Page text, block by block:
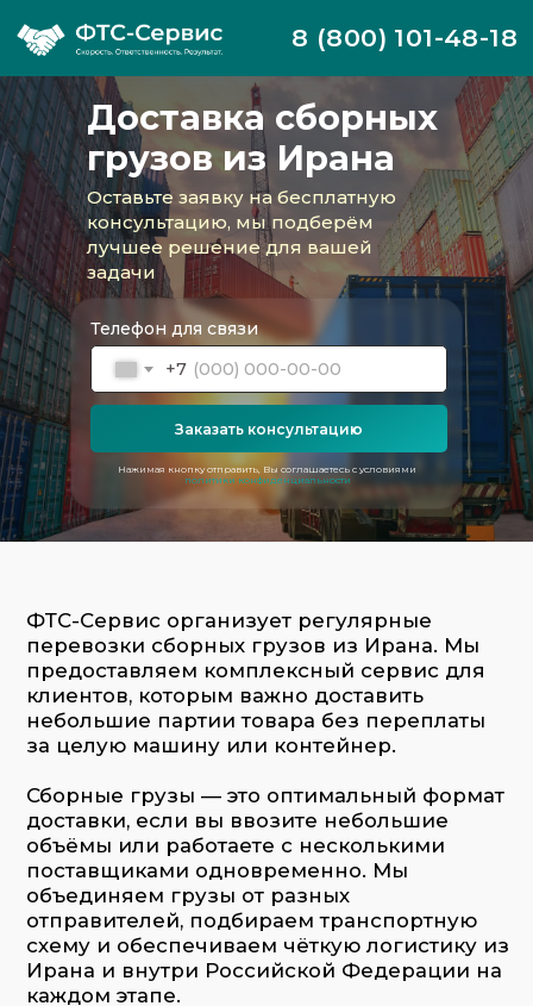
8 (800) 101-48-18
Нажимая кнопку отправить, Вы соглашаетесь с условиями
политики конфиденциальности
Телефон для связи
+7
Заказать консультацию
Доставка сборных
грузов из Ирана
Оставьте заявку на бесплатную
консультацию, мы подберём
лучшее решение для вашей
задачи
ФТС-Сервис организует регулярные
перевозки сборных грузов из Ирана. Мы
предоставляем комплексный сервис для
клиентов, которым важно доставить
небольшие партии товара без переплаты
за целую машину или контейнер.
поставщиками одновременно. Мы
объединяем грузы от разных
отправителей, подбираем транспортную
схему и обеспечиваем чёткую логистику из
Ирана и внутри Российской Федерации на
каждом этапе.
Сборные грузы доставляются
маршрута, сроков и специфики товара.
Основные направления:
Европа — регулярные автомаршруты
через Польшу, Литву, Германию, Италию
Китай и Индия — мультимодальные
схемы: море + авто, железная дорога +
авто
Турция — морская и автомобильная
логистика
Казахстан, Узбекистан, Армения и
другие страны ЕАЭС